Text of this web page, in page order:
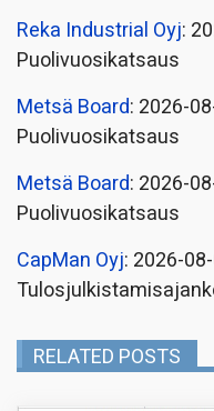
Reka Industrial Oyj:
Puolivuosikatsaus
Metsä Board: 2026-
Puolivuosikatsaus
Metsä Board: 2026-
Puolivuosikatsaus
CapMan Oyj: 2026-
RELATED POSTS